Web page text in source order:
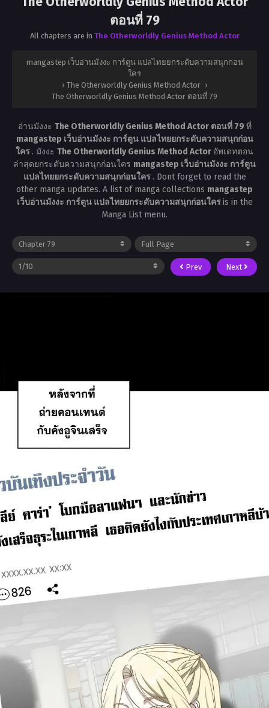
ตอนที่ 79
All chapters are in The Otherworldly Genius Method Actor
mangastep เว็บอ่านมังงะ การ์ตูน แปลไทยยกระดับความสนุกก่อน
ใคร
› The Otherworldly Genius Method Actor ›
The Otherworldly Genius Method Actor ตอนที่ 79
อ่านมังงะ The Otherworldly Genius Method Actor ตอนที่ 79 ที่
mangastep เว็บอ่านมังงะ การ์ตูน แปลไทยยกระดับความสนุกก่อน
ใคร . มังงะ The Otherworldly Genius Method Actor อัพเดทตอน
ล่าสุดยกระดับความสนุกก่อนใคร mangastep เว็บอ่านมังงะ การ์ตูน
แปลไทยยกระดับความสนุกก่อนใคร . Dont forget to read the
other manga updates. A list of manga collections mangastep
เว็บอ่านมังงะ การ์ตูน แปลไทยยกระดับความสนุกก่อนใครis in the
Manga List menu.
Prev Next